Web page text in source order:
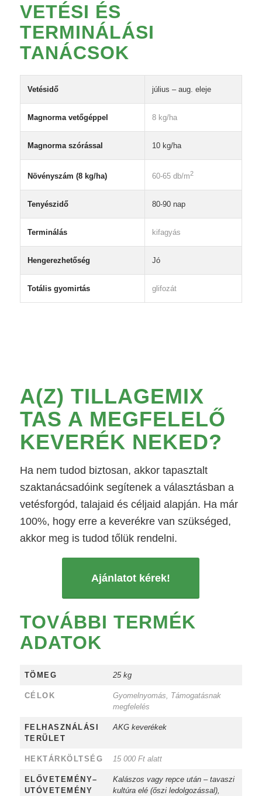
VETÉSI ÉS
TERMINÁLÁSI
TANÁCSOK
Vetésidő július – aug. eleje
Magnorma vetőgéppel 8 kg/ha
Magnorma szórással 10 kg/ha
Növényszám (8 kg/ha) 60-65 db/m2
Tenyészidő 80-90 nap
Terminálás kifagyás
Hengerezhetőség Jó
Totális gyomirtás glifozát
A(Z) TILLAGEMIX
TAS A MEGFELELŐ
KEVERÉK NEKED?
Ha nem tudod biztosan, akkor tapasztalt
szaktanácsadóink segítenek a választásban a
vetésforgód, talajaid és céljaid alapján. Ha már
100%, hogy erre a keverékre van szükséged,
akkor meg is tudod tőlük rendelni.
Ajánlatot kérek!
TOVÁBBI TERMÉK
ADATOK
TÖMEG 25 kg
CÉLOK
Gyomelnyomás, Támogatásnak
megfelelés
FELHASZNÁLÁSI
TERÜLET
AKG keverékek
HEKTÁRKÖLTSÉG 15 000 Ft alatt
ELŐVETEMÉNY–
UTÓVETEMÉNY
Kalászos vagy repce után – tavaszi
kultúra elé (őszi ledolgozással),